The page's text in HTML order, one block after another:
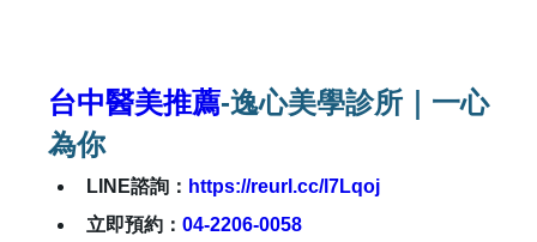
會員登入
台中醫美推薦-逸心美學診所｜一心
為你
LINE諮詢： https://reurl.cc/l7Lqoj
立即預約： 04-2206-0058